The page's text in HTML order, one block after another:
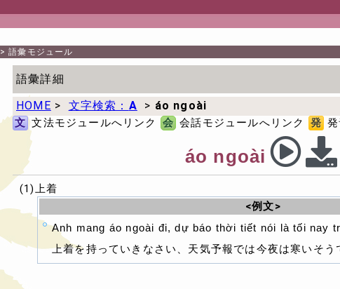
>語彙モジュール
語彙詳細
HOME > 文字検索： A > áo ngoài
文 文法モジュールへリンク 会 会話モジュールへリンク 発
áo ngoài
(1)上着
<例文>
Anh mang áo ngoài đi, dự báo thời tiết nói là tối nay
上着を持っていきなさい、天気予報では今夜は寒いそう